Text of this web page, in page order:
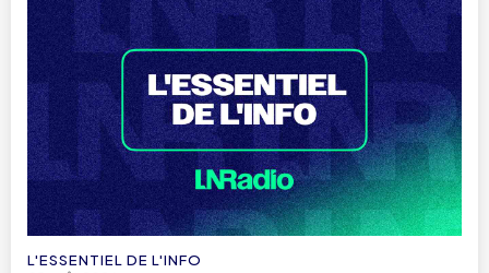
L'ESSENTIEL DE L'INFO